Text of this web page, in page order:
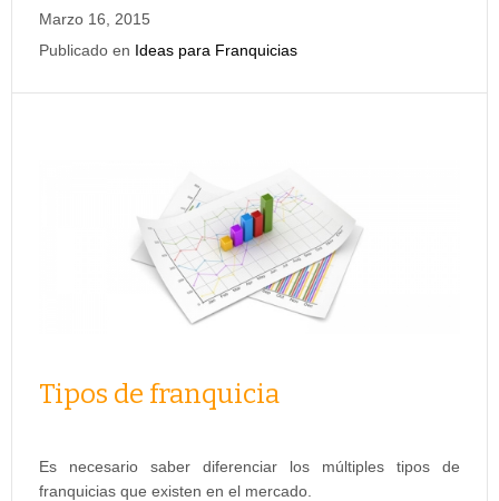
Marzo 16, 2015
Publicado en Ideas para Franquicias
Tipos de franquicia
Es necesario saber diferenciar los múltiples tipos de
franquicias que existen en el mercado.